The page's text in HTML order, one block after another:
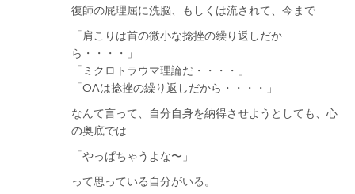
復師の屁理屈に洗脳、もしくは流されて、今まで
「肩こりは首の微小な捻挫の繰り返しだか
ら・・・・」
「ミクロトラウマ理論だ・・・・」
「OAは捻挫の繰り返しだから・・・・」
なんて言って、自分自身を納得させようとしても、心
の奥底では
「やっぱちゃうよな〜」
って思っている自分がいる。